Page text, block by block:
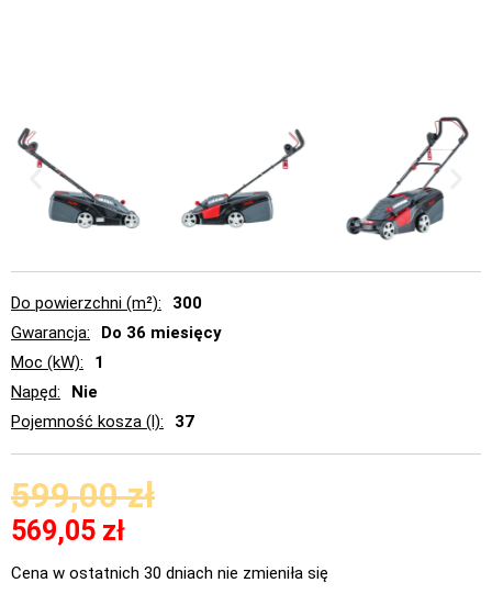
Do powierzchni (m²)
300
Gwarancja
Do 36 miesięcy
Moc (kW)
1
Napęd
Nie
Pojemność kosza (l)
37
599,00zł
569,05 zł
Cena w ostatnich 30 dniach nie zmieniła się